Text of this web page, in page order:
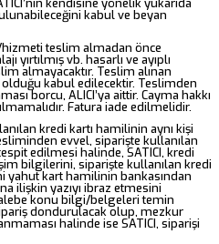
kabul ve beyan
teslim almadan önce
yırtılmış vb. hasarlı ve ayıplı
almayacaktır. Teslim alınan
kabul edilecektir. Teslimden
borcu, ALICI’ya aittir. Cayma hakkı
Fatura iade edilmelidir.
kredi kartı hamilinin aynı kişi
evvel, siparişte kullanılan
edilmesi halinde, SATICI, kredi
bilgilerini, siparişte kullanılan kredi
yahut kart hamilinin bankasından
ilişkin yazıyı ibraz etmesini
talebe konu bilgi/belgeleri temin
dondurulacak olup, mezkur
halinde ise SATICI, siparişi